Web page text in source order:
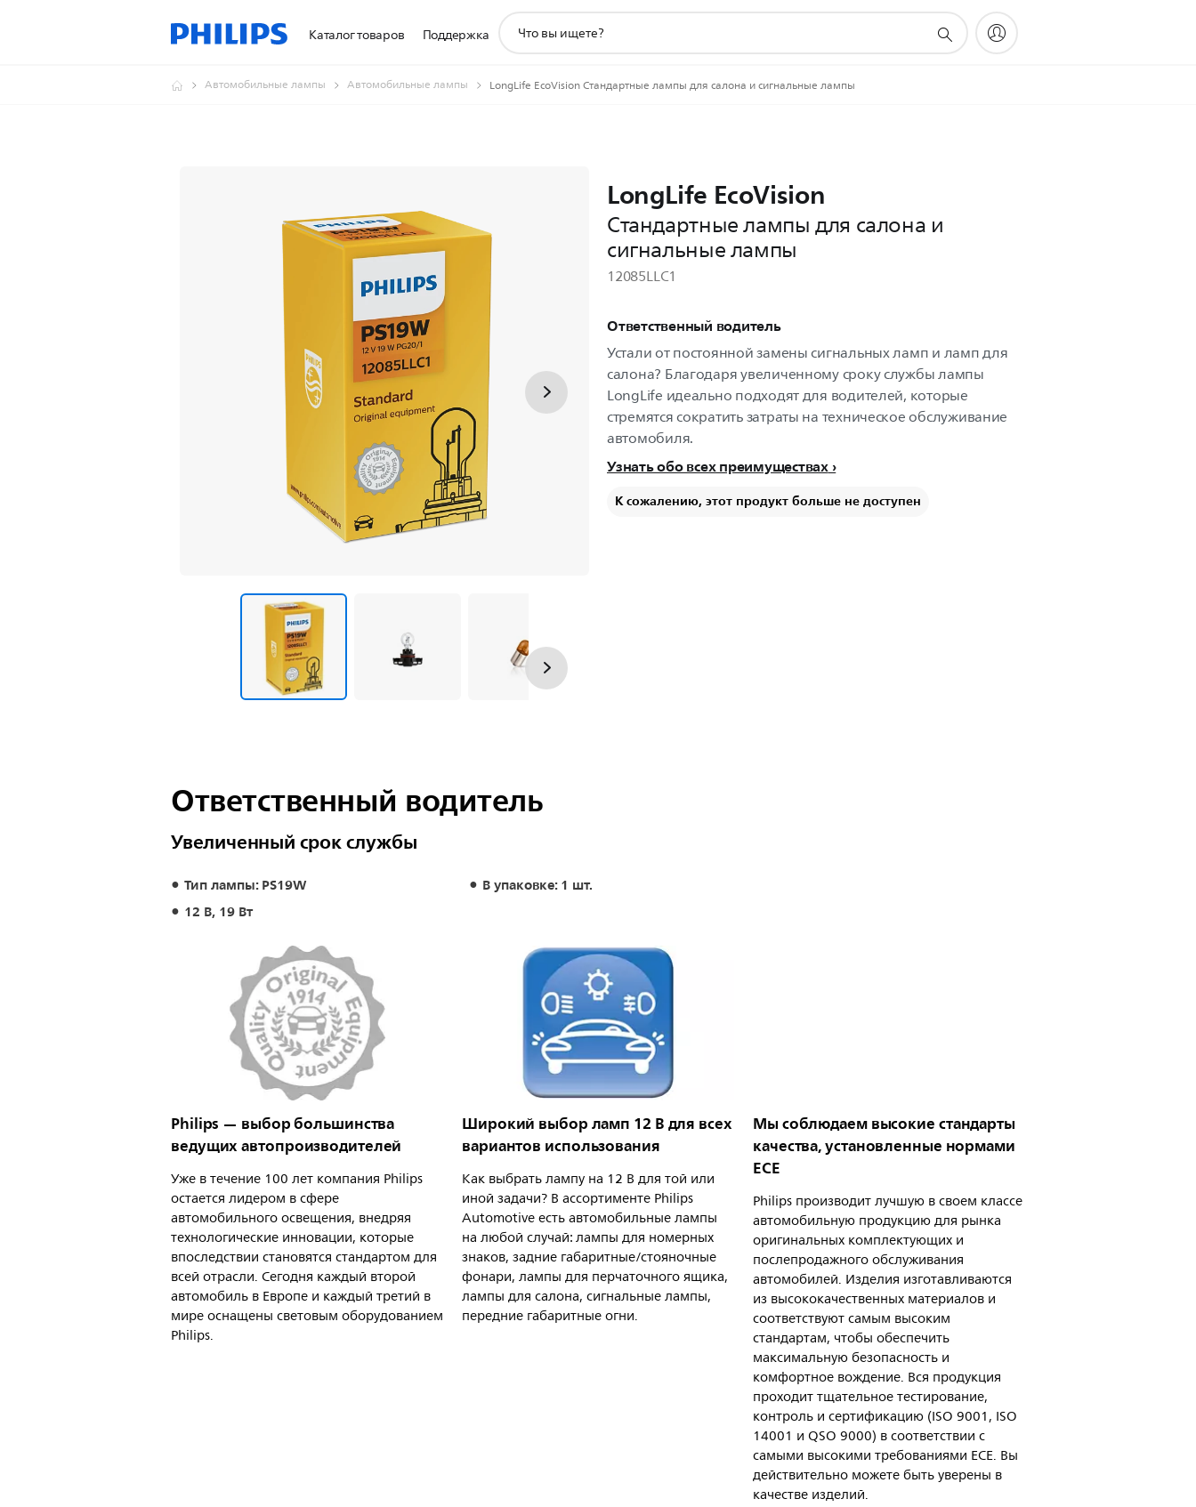
Каталог товаров Поддержка
поддержки
Автомобильные лампы Автомобильные лампы LongLife EcoVision Стандартные лампы для салона и сигнальные лампы
LongLife EcoVision
Стандартные лампы для салона и
сигнальные лампы
12085LLC1
Ответственный водитель
Устали от постоянной замены сигнальных ламп и ламп для
салона? Благодаря увеличенному сроку службы лампы
LongLife идеально подходят для водителей, которые
стремятся сократить затраты на техническое обслуживание
автомобиля.
Узнать обо всех преимуществах
К сожалению, этот продукт больше не доступен
Ответственный водитель
Увеличенный срок службы
Тип лампы: PS19W
В упаковке: 1 шт.
12 В, 19 Вт
Philips — выбор большинства
ведущих автопроизводителей
Уже в течение 100 лет компания Philips
остается лидером в сфере
автомобильного освещения, внедряя
технологические инновации, которые
впоследствии становятся стандартом для
всей отрасли. Сегодня каждый второй
автомобиль в Европе и каждый третий в
мире оснащены световым оборудованием
Philips.
Широкий выбор ламп 12 В для всех
вариантов использования
Как выбрать лампу на 12 В для той или
иной задачи? В ассортименте Philips
Automotive есть автомобильные лампы
на любой случай: лампы для номерных
знаков, задние габаритные/стояночные
фонари, лампы для перчаточного ящика,
лампы для салона, сигнальные лампы,
передние габаритные огни.
Мы соблюдаем высокие стандарты
качества, установленные нормами
ECE
Philips производит лучшую в своем классе
автомобильную продукцию для рынка
оригинальных комплектующих и
послепродажного обслуживания
автомобилей. Изделия изготавливаются
из высококачественных материалов и
соответствуют самым высоким
стандартам, чтобы обеспечить
максимальную безопасность и
комфортное вождение. Вся продукция
проходит тщательное тестирование,
контроль и сертификацию (ISO 9001, ISO
14001 и QSO 9000) в соответствии с
самыми высокими требованиями ECE. Вы
действительно можете быть уверены в
качестве изделий.